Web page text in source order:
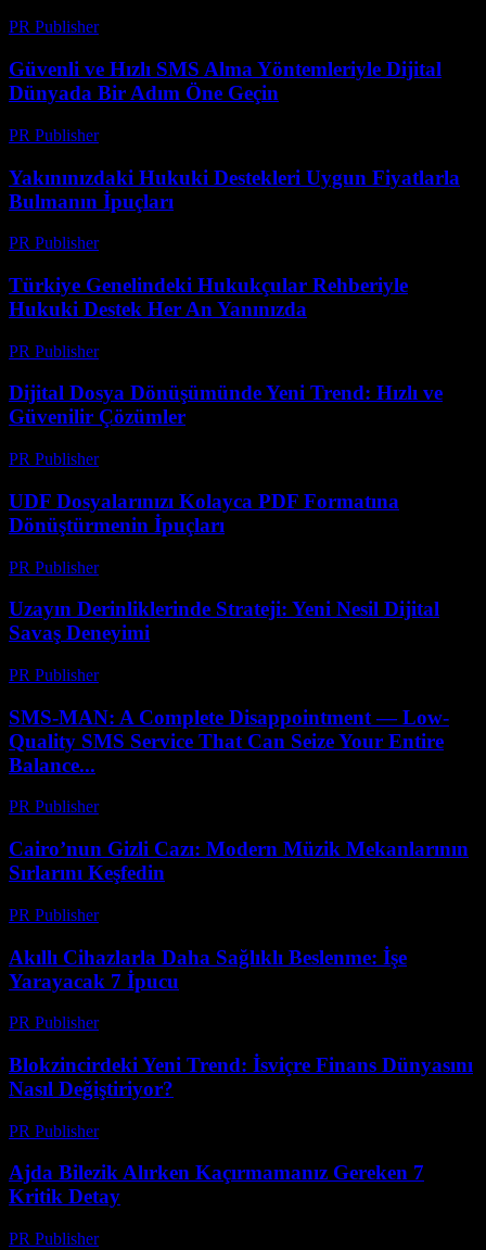
PR Publisher-
Güvenli ve Hızlı SMS Alma Yöntemleriyle Dijital
Dünyada Bir Adım Öne Geçin
PR Publisher-
Yakınınızdaki Hukuki Destekleri Uygun Fiyatlarla
Bulmanın İpuçları
PR Publisher-
Türkiye Genelindeki Hukukçular Rehberiyle
Hukuki Destek Her An Yanınızda
PR Publisher-
Dijital Dosya Dönüşümünde Yeni Trend: Hızlı ve
Güvenilir Çözümler
PR Publisher-
UDF Dosyalarınızı Kolayca PDF Formatına
Dönüştürmenin İpuçları
PR Publisher-
Uzayın Derinliklerinde Strateji: Yeni Nesil Dijital
Savaş Deneyimi
PR Publisher-
SMS-MAN: A Complete Disappointment — Low-
Quality SMS Service That Can Seize Your Entire
Balance...
PR Publisher-
Cairo’nun Gizli Cazı: Modern Müzik Mekanlarının
Sırlarını Keşfedin
PR Publisher-
Akıllı Cihazlarla Daha Sağlıklı Beslenme: İşe
Yarayacak 7 İpucu
PR Publisher-
Blokzincirdeki Yeni Trend: İsviçre Finans Dünyasını
Nasıl Değiştiriyor?
PR Publisher-
Ajda Bilezik Alırken Kaçırmamanız Gereken 7
Kritik Detay
PR Publisher-